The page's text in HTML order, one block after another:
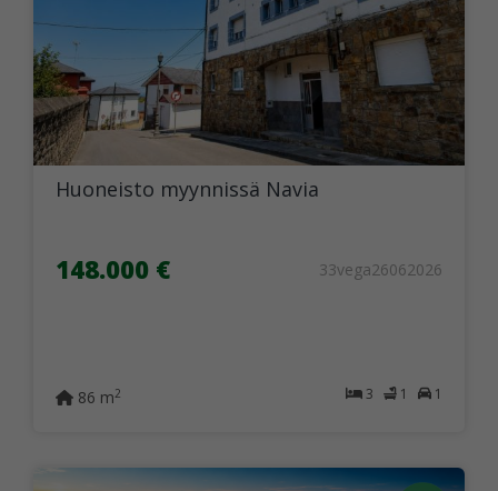
Huoneisto myynnissä Navia
148.000 € 33vega26062026
3 1 1
86 m2